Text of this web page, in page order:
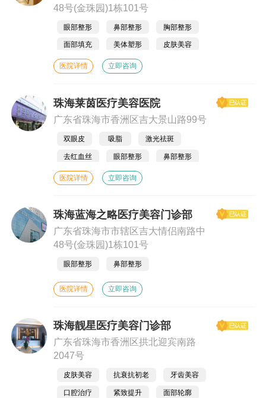
48号(金珠园)1栋101号
眼部整形 鼻部整形 胸部整形
面部填充 美体塑形 皮肤美容
医院详情 立即咨询
珠海莱茵医疗美容医院
广东省珠海市香洲区吉大景山路99号
双眼皮 吸脂 激光祛斑
去红血丝 眼部整形 鼻部整形
乳房下垂矫正 半**纹眉
医院详情 立即咨询
珠海蓝海之略医疗美容门诊部
广东省珠海市市辖区吉大情侣南路中
48号(金珠园)1栋101号
眼部整形 鼻部整形
医院详情 立即咨询
珠海靓星医疗美容门诊部
广东省珠海市香洲区拱北迎宾南路
2047号
皮肤美容 抗衰抗初老 牙齿美容
口腔治疗 紧致提升 面部轮廓